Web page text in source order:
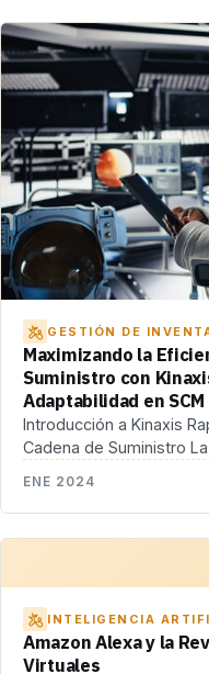
GESTIÓN DE
Maximizando la
Suministro con
Adaptabilidad en SCM
Introducción a Kinaxis
Cadena de Suministro
ENE 2024
INTELIGENCIA
Amazon Alexa y la
Virtuales